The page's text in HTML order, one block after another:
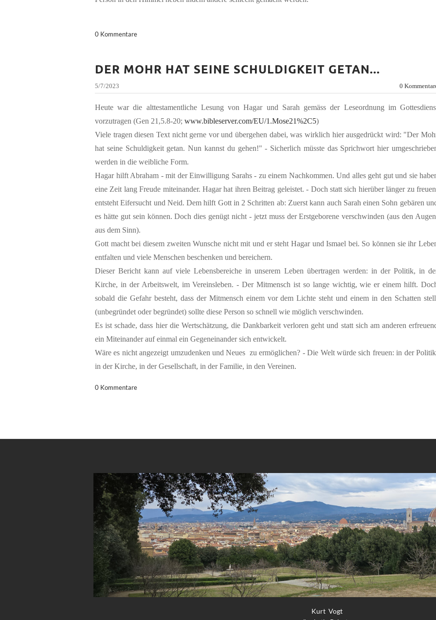
0 Kommentare
DER MOHR HAT SEINE SCHULDIGKEIT GETAN...
5/7/2023 0
Heute war die alttestamentliche Lesung von Hagar und Sarah gemäss der Leseordnung im
vorzutragen (Gen 21,5.8-20; www.bibleserver.com/EU/1.Mose21%2C5)
Viele tragen diesen Text nicht gerne vor und übergehen dabei, was wirklich hier ausgedrückt wird: "Der
hat seine Schuldigkeit getan. Nun kannst du gehen!" - Sicherlich müsste das Sprichwort hier
werden in die weibliche Form.
Hagar hilft Abraham - mit der Einwilligung Sarahs - zu einem Nachkommen. Und alles geht gut und sie
eine Zeit lang Freude miteinander. Hagar hat ihren Beitrag geleistet. - Doch statt sich hierüber länger zu
entsteht Eifersucht und Neid. Dem hilft Gott in 2 Schritten ab: Zuerst kann auch Sarah einen Sohn gebären
es hätte gut sein können. Doch dies genügt nicht - jetzt muss der Erstgeborene verschwinden (aus den
aus dem Sinn).
Gott macht bei diesem zweiten Wunsche nicht mit und er steht Hagar und Ismael bei. So können sie ihr
entfalten und viele Menschen beschenken und bereichern.
Dieser Bericht kann auf viele Lebensbereiche in unserem Leben übertragen werden: in der Politik, in
Kirche, in der Arbeitswelt, im Vereinsleben. - Der Mitmensch ist so lange wichtig, wie er einem hilft.
sobald die Gefahr besteht, dass der Mitmensch einem vor dem Lichte steht und einem in den Schatten
(unbegründet oder begründet) sollte diese Person so schnell wie möglich verschwinden.
Es ist schade, dass hier die Wertschätzung, die Dankbarkeit verloren geht und statt sich am anderen
ein Miteinander auf einmal ein Gegeneinander sich entwickelt.
Wäre es nicht angezeigt umzudenken und Neues zu ermöglichen? - Die Welt würde sich freuen: in der
in der Kirche, in der Gesellschaft, in der Familie, in den Vereinen.
0 Kommentare
Kurt Vogt